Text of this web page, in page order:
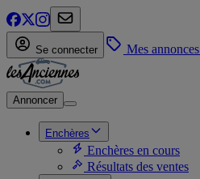
Se connecter Mes annonces
Annoncer
Enchères
Enchères en cours
Résultats des ventes